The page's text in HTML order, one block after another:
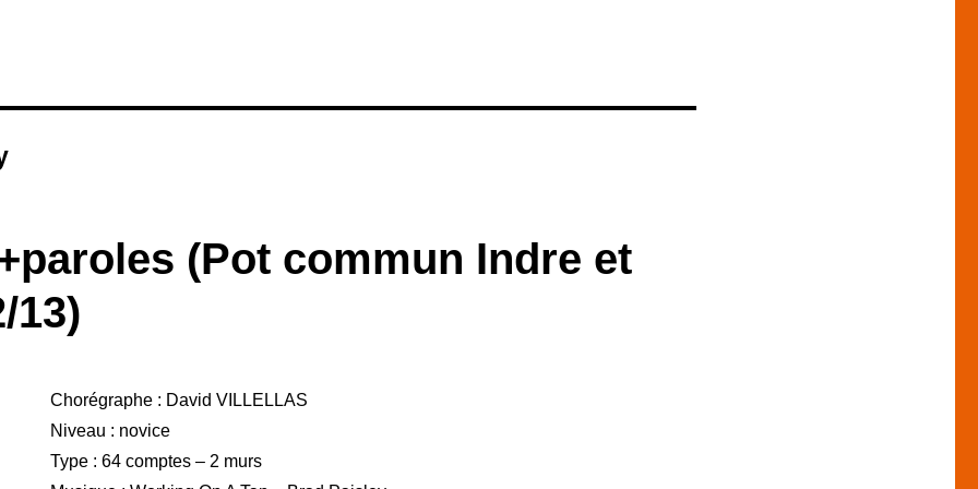
(Pot commun Indre et
13)
Chorégraphe : David VILLELLAS
Niveau : novice
Type : 64 comptes – 2 murs